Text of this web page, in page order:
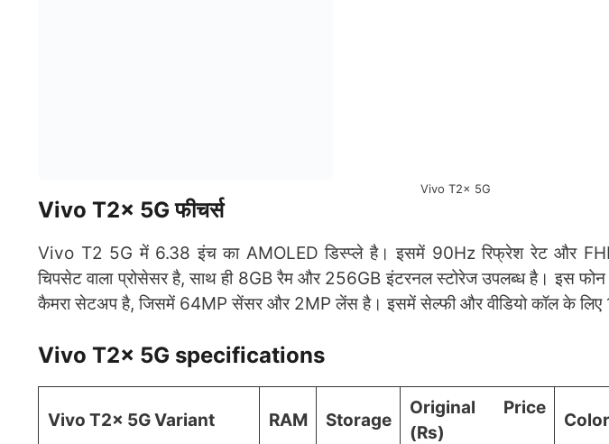
Vivo T2x 5G
Vivo T2x 5G फीचर्स
Vivo T2 5G में 6.38 इंच का AMOLED डिस्प्ले है। इसमें 90Hz रिफ्रेश रेट और
चिपसेट वाला प्रोसेसर है, साथ ही 8GB रैम और 256GB इंटरनल स्टोरेज उपलब्ध है। इस
कैमरा सेटअप है, जिसमें 64MP सेंसर और 2MP लेंस है। इसमें सेल्फी और वीडियो कॉल के लिए
Vivo T2x 5G specifications
Vivo T2x 5G Variant RAM Storage
Original Price
(Rs)